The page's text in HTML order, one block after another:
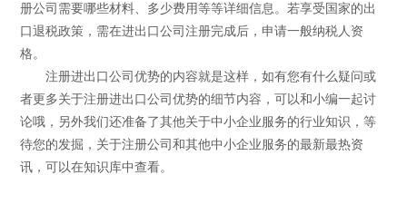
册公司需要哪些材料、多少费用等等详细信息。若享受国家的出
口退税政策，需在进出口公司注册完成后，申请一般纳税人资
格。
注册进出口公司优势的内容就是这样，如有您有什么疑问或
者更多关于注册进出口公司优势的细节内容，可以和小编一起讨
论哦，另外我们还准备了其他关于中小企业服务的行业知识，等
待您的发掘，关于注册公司和其他中小企业服务的最新最热资
讯，可以在知识库中查看。